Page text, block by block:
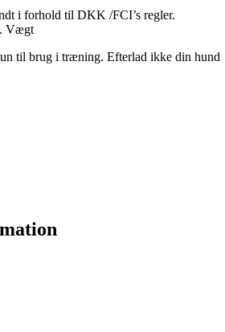
i forhold til DKK /FCI’s regler.
Vægt
til brug i træning. Efterlad ikke din hund